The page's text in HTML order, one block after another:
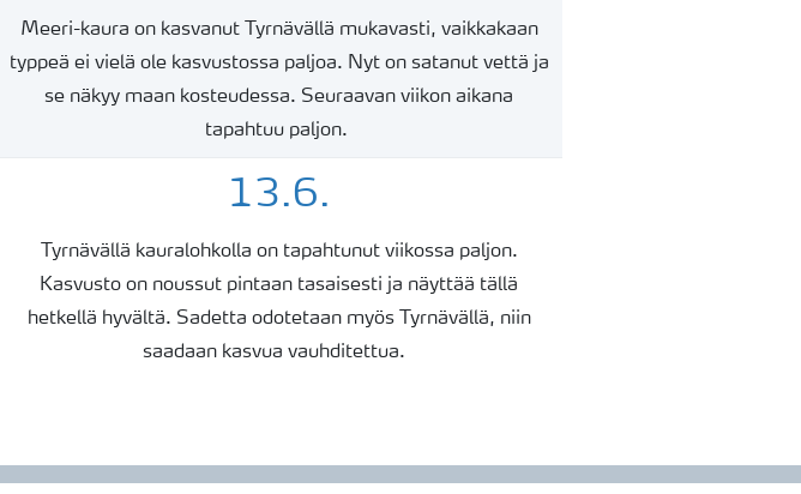
Meeri-kaura on kasvanut Tyrnävällä mukavasti, vaikkakaan
typpeä ei vielä ole kasvustossa paljoa. Nyt on satanut vettä ja
se näkyy maan kosteudessa. Seuraavan viikon aikana
tapahtuu paljon.
13.6.
Tyrnävällä kauralohkolla on tapahtunut viikossa paljon.
Kasvusto on noussut pintaan tasaisesti ja näyttää tällä
hetkellä hyvältä. Sadetta odotetaan myös Tyrnävällä, niin
saadaan kasvua vauhditettua.